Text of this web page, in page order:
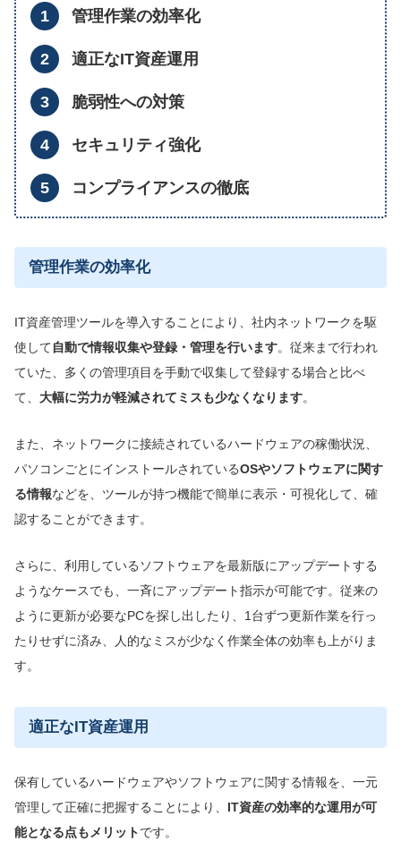
管理作業の効率化
適正なIT資産運用
脆弱性への対策
セキュリティ強化
コンプライアンスの徹底
管理作業の効率化
IT資産管理ツールを導入することにより、社内ネットワークを駆
使して自動で情報収集や登録・管理を行います。従来まで行われ
ていた、多くの管理項目を手動で収集して登録する場合と比べ
て、 大幅に労力が軽減されて ミスも少なくなります。
また、ネットワークに接続されているハードウェアの稼働状況、
パソコンごとにインストールされているOSやソフトウェアに関す
る情報などを、ツールが持つ機能で簡単に表示・可視化して、確
認することができます。
さらに、利用しているソフトウェアを最新版にアップデートする
ようなケースでも、一斉にアップデート指示が可能です。従来の
ように更新が必要なPCを探し出したり、1台ずつ更新作業を行っ
たりせずに済み、人的なミスが少なく作業全体の効率も上がりま
す。
適正なIT資産運用
保有しているハードウェアやソフトウェアに関する情報を、一元
管理して正確に把握することにより、 IT資産の効率的な運用が可
能となる点もメリットです。